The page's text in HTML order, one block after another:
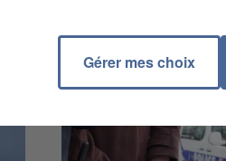
Gérer mes choix